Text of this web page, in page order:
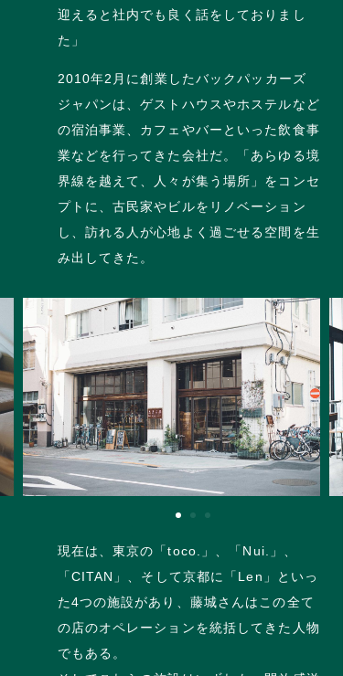
迎えると社内でも良く話をしておりまし
た」
2010年2月に創業したバックパッカーズ
ジャパンは、ゲストハウスやホステルなど
の宿泊事業、カフェやバーといった飲食事
業などを行ってきた会社だ。「あらゆる境
界線を越えて、人々が集う場所」をコンセ
プトに、古民家やビルをリノベーション
し、訪れる人が心地よく過ごせる空間を生
み出してきた。
現在は、東京の「toco.」、「Nui.」、
「CITAN」、そして京都に「Len」といっ
た4つの施設があり、藤城さんはこの全て
の店のオペレーションを統括してきた人物
でもある。